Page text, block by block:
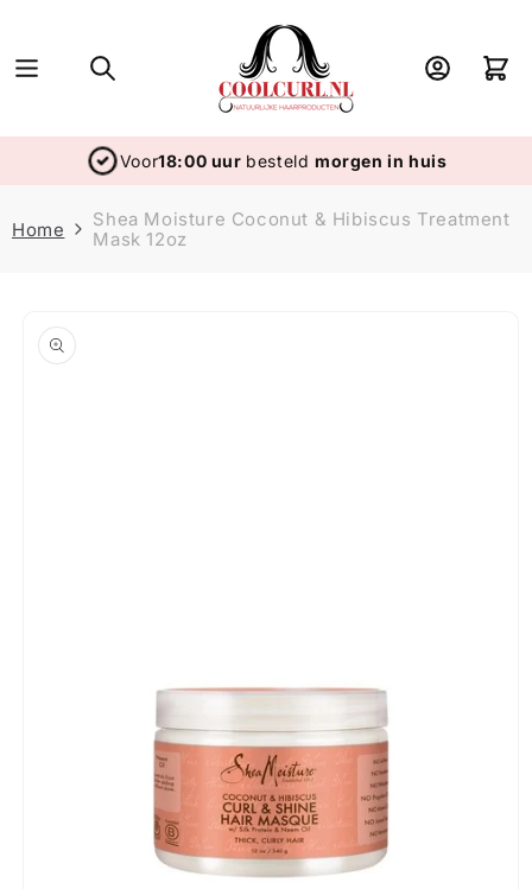
Log
in
Cart
Voor18:00 uur besteldmorgen in huis
Home
Shea Moisture Coconut & Hibiscus Treatment
Mask 12oz
product
information